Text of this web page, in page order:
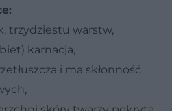
trzydziestu warstw,
karnacja,
i ma skłonność